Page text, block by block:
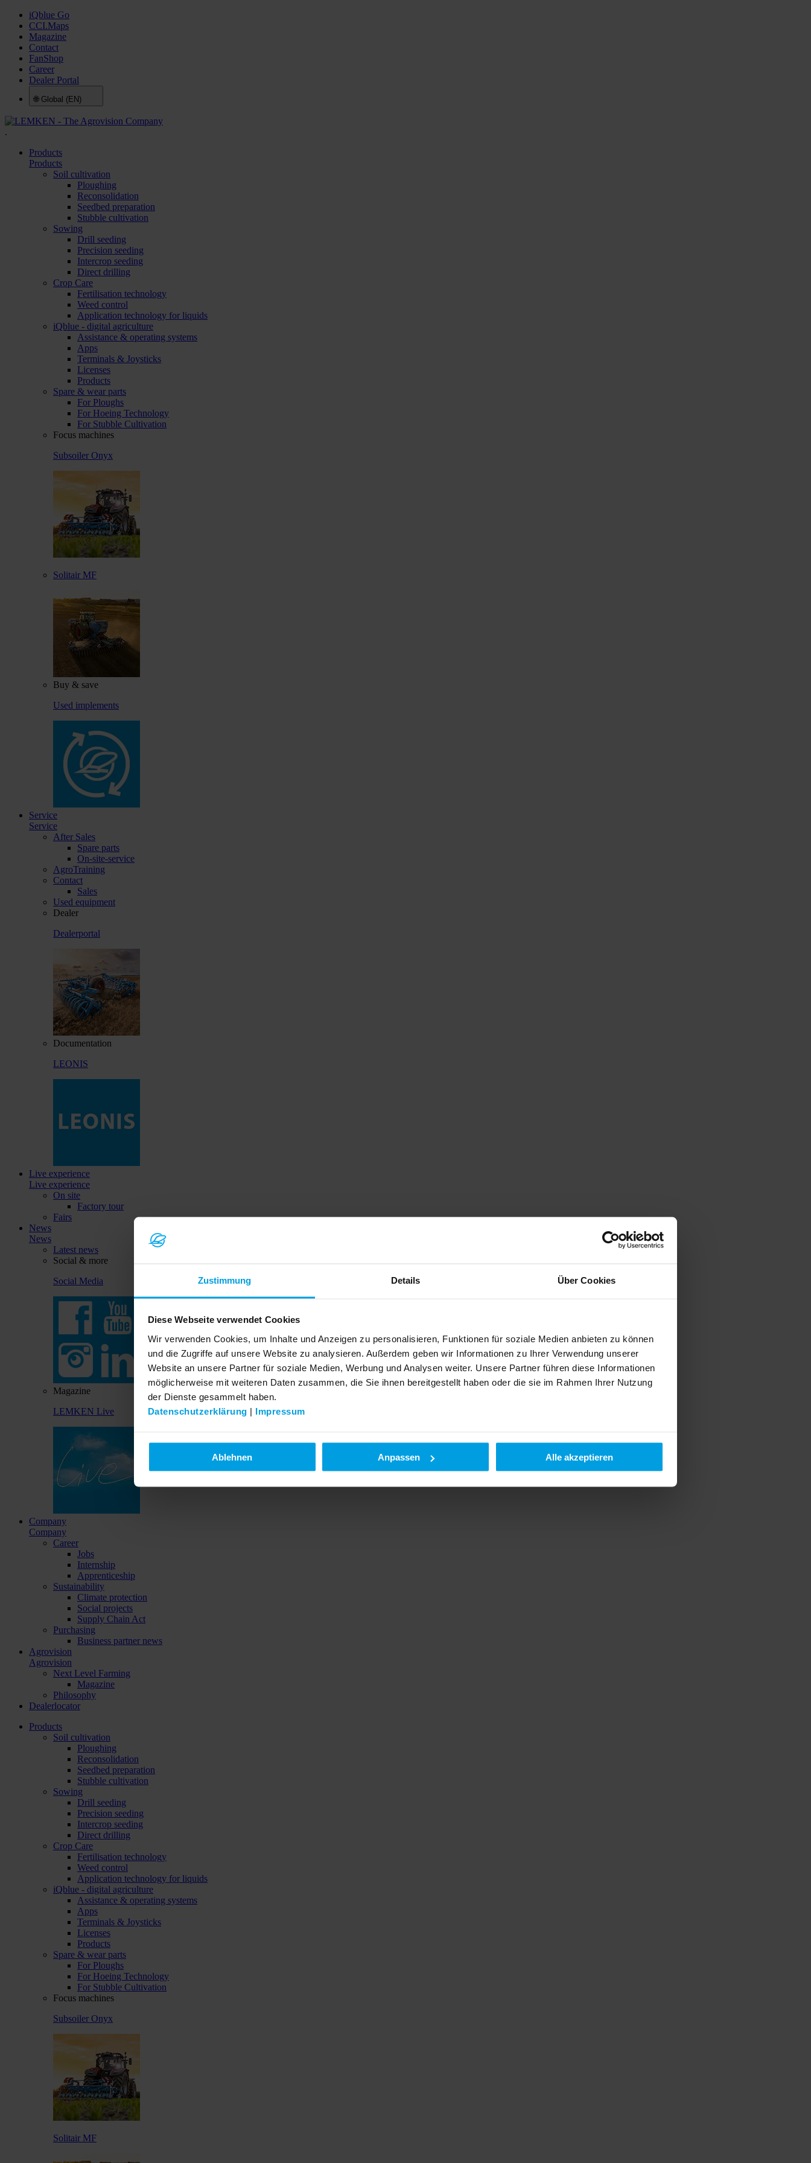
Zustimmung Details Über Cookies
Diese Webseite verwendet Cookies
Wir verwenden Cookies, um Inhalte und Anzeigen zu personalisieren, Funktionen für soziale Medien anbieten zu können
und die Zugriffe auf unsere Website zu analysieren. Außerdem geben wir Informationen zu Ihrer Verwendung unserer
Website an unsere Partner für soziale Medien, Werbung und Analysen weiter. Unsere Partner führen diese Informationen
möglicherweise mit weiteren Daten zusammen, die Sie ihnen bereitgestellt haben oder die sie im Rahmen Ihrer Nutzung
der Dienste gesammelt haben.
Datenschutzerklärung | Impressum
Ablehnen Anpassen Alle akzeptieren
iQblue Go
CCI.Maps
Magazine
Contact
FanShop
Career
Dealer Portal
🌐 Global (EN)
.
Products
Products
Soil cultivation
Ploughing
Reconsolidation
Seedbed preparation
Stubble cultivation
Sowing
Drill seeding
Precision seeding
Intercrop seeding
Direct drilling
Crop Care
Fertilisation technology
Weed control
Application technology for liquids
iQblue - digital agriculture
Assistance & operating systems
Apps
Terminals & Joysticks
Licenses
Products
Spare & wear parts
For Ploughs
For Hoeing Technology
For Stubble Cultivation
Focus machines
Subsoiler Onyx
Solitair MF
Buy & save
Used implements
Service
Service
After Sales
Spare parts
On-site-service
AgroTraining
Contact
Sales
Used equipment
Dealer
Dealerportal
Documentation
LEONIS
Live experience
Live experience
On site
Factory tour
Fairs
News
News
Latest news
Social & more
Social Media
Magazine
LEMKEN Live
Company
Company
Career
Jobs
Internship
Apprenticeship
Sustainability
Climate protection
Social projects
Supply Chain Act
Purchasing
Business partner news
Agrovision
Agrovision
Next Level Farming
Magazine
Philosophy
Dealerlocator
Products
Soil cultivation
Ploughing
Reconsolidation
Seedbed preparation
Stubble cultivation
Sowing
Drill seeding
Precision seeding
Intercrop seeding
Direct drilling
Crop Care
Fertilisation technology
Weed control
Application technology for liquids
iQblue - digital agriculture
Assistance & operating systems
Apps
Terminals & Joysticks
Licenses
Products
Spare & wear parts
For Ploughs
For Hoeing Technology
For Stubble Cultivation
Focus machines
Subsoiler Onyx
Solitair MF